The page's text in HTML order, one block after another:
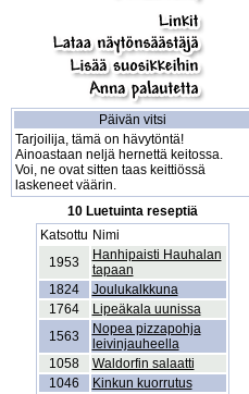
Päivän vitsi
Tarjoilija, tämä on hävytöntä!
Ainoastaan neljä hernettä keitossa.
Voi, ne ovat sitten taas keittiössä
laskeneet väärin.
10 Luetuinta reseptiä
Katsottu Nimi
1953
Hanhipaisti Hauhalan
tapaan
1824
Joulukalkkuna
1764
Lipeäkala uunissa
1563
Nopea pizzapohja
leivinjauheella
1058
Waldorfin salaatti
1046
Kinkun kuorrutus